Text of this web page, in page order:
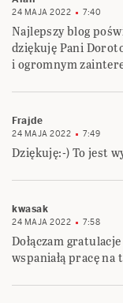
24 MAJA 2022 7:40
Najlepszy blog
dziękuję Pani
i ogromnym
Frajde
24 MAJA 2022 7:49
Dziękuję:-) To jest
kwasak
24 MAJA 2022 7:58
Dołączam
wspaniałą pracę